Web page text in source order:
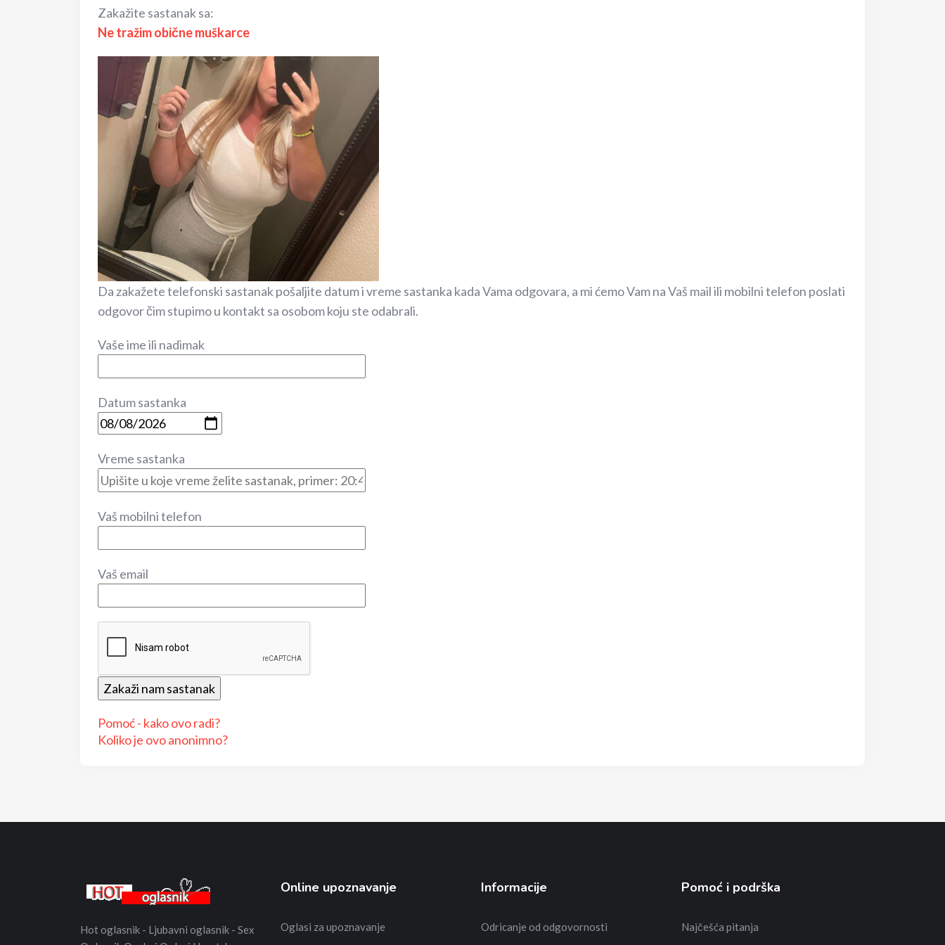
Zakažite sastanak sa:
Ne tražim obične muškarce
Da zakažete telefonski sastanak pošaljite datum i vreme sastanka kada Vama odgovara, a mi ćemo Vam na Vaš mail ili mobilni telefon poslati
odgovor čim stupimo u kontakt sa osobom koju ste odabrali.
Vaše ime ili nadimak
Datum sastanka
Vreme sastanka
Vaš mobilni telefon
Vaš email
Pomoć - kako ovo radi?
Koliko je ovo anonimno?
Hot oglasnik - Ljubavni oglasnik - Sex
Online upoznavanje
Oglasi za upoznavanje
Informacije
Odricanje od odgovornosti
Pomoć i podrška
Najčešća pitanja